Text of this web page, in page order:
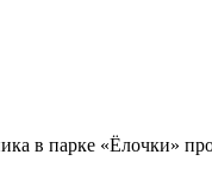
в парке «Ёлочки»